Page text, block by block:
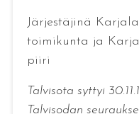
Järjestäjinä
toimikunta ja
piiri
Talvisota syttyi
Talvisodan